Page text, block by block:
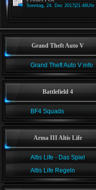
Sonntag, 24. Dec 2017|21:48Uhr
Grand Theft Auto V
Grand Theft Auto V info
Battlefield 4
BF4 Squads
Arma III Altis Life
Altis Life - Das Spiel
Altis Life Regeln